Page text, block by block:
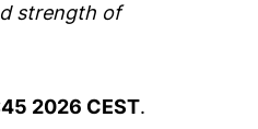
strength of
2026 CEST.